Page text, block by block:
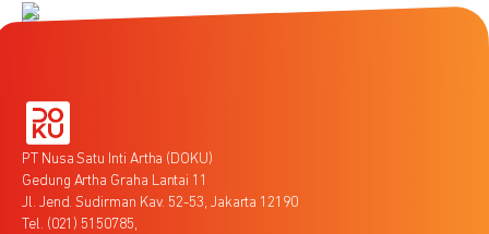
PT Nusa Satu Inti Artha (DOKU)
Gedung Artha Graha Lantai 11
Jl. Jend. Sudirman Kav. 52-53, Jakarta 12190
Tel. (021) 5150785,